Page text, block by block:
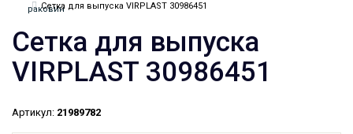
раковин
Сетка для выпуска VIRPLAST 30986451
Сетка для выпуска
VIRPLAST 30986451
Артикул: 21989782